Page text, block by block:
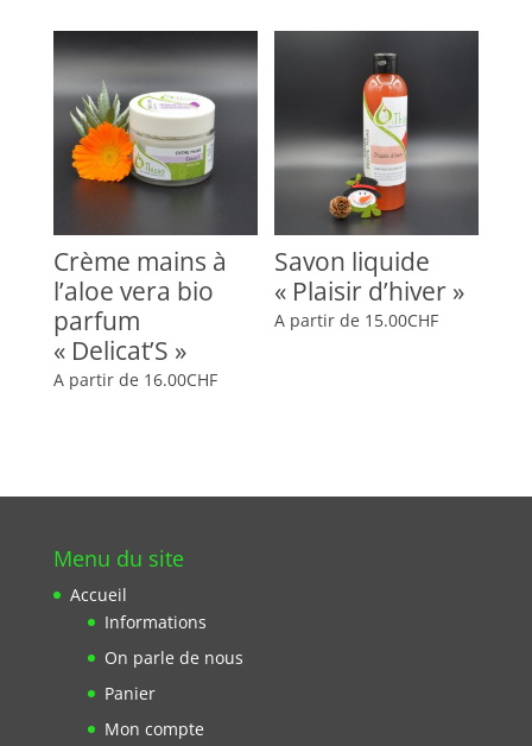
Crème mains à
l’aloe vera bio
parfum
« Delicat’S »
A partir de 16.00CHF
Savon liquide
« Plaisir d’hiver »
A partir de 15.00CHF
Menu du site
Accueil
Informations
On parle de nous
Panier
Mon compte